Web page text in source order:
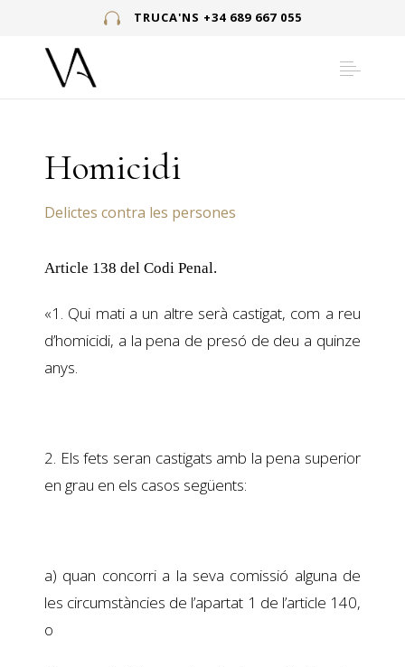
TRUCA'NS +34 689 667 055
Homicidi
Delictes contra les persones
Article 138 del Codi Penal.
«1. Qui mati a un altre serà castigat, com a reu
d’homicidi, a la pena de presó de deu a quinze
anys.
2. Els fets seran castigats amb la pena superior
en grau en els casos següents:
a) quan concorri a la seva comissió alguna de
les circumstàncies de l’apartat 1 de l’article 140,
o